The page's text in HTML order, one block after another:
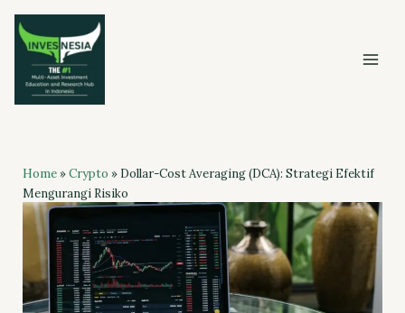
Skip
content
Home»Crypto » Dollar-Cost Averaging (DCA): Strategi Efektif
Mengurangi Risiko